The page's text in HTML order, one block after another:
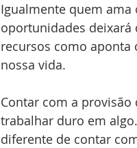
Igualmente quem ama
oportunidades deixará
recursos como aponta
nossa vida.
Contar com a
trabalhar duro em
diferente de contar